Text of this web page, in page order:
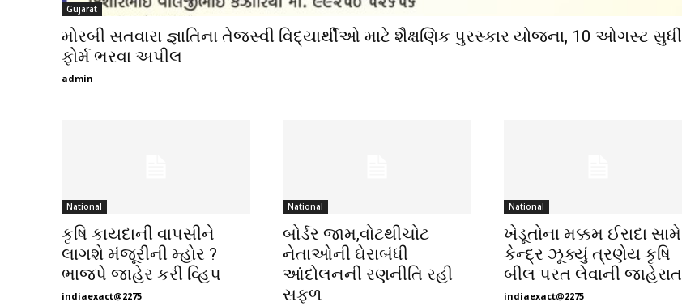
Gujarat
મોરબી સતવારા જ્ઞાતિના તેજસ્વી વિદ્યાર્થીઓ માટે શૈક્ષણિક પુરસ્કાર યોજના, 10 ઓગસ્ટ સુધી
ફોર્મ ભરવા અપીલ
admin
National
કૃષિ કાયદાની વાપસીને
લાગશે મંજૂરીની મ્હોર ?
ભાજપે જાહેર કરી વ્હિપ
indiaexact@2275
National
બોર્ડર જામ,વોટથીચોટ
નેતાઓની ઘેરાબંધી
આંદોલનની રણનીતિ રહી
સફળ
National
ખેડૂતોના મક્કમ ઈરાદા સામે
કેન્દ્ર ઝૂક્યું ત્રણેય કૃષિ
બીલ પરત લેવાની જાહેરાત
indiaexact@2275